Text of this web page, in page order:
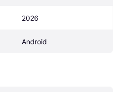
2026
Android